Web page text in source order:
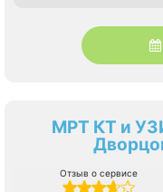
МРТ КТ и
Отзыв о сервисе